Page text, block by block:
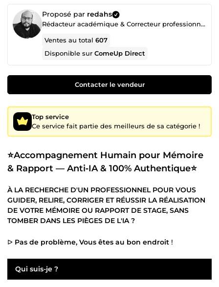
Proposé par redahs
Rédacteur académique & Correcteur professionnel
Ventes au total607
Disponible surComeUp Direct
Contacter le vendeur
Top service
Ce service fait partie des meilleurs de sa catégorie !
⭐Accompagnement Humain pour Mémoire
& Rapport — Anti‑IA & 100% Authentique⭐
À LA RECHERCHE D'UN PROFESSIONNEL POUR VOUS
GUIDER, RELIRE, CORRIGER ET RÉUSSIR LA RÉALISATION
DE VOTRE MÉMOIRE OU RAPPORT DE STAGE, SANS
TOMBER DANS LES PIÈGES DE L'IA ?
ᐅ Pas de problème, Vous êtes au bon endroit !
Qui suis-je ?